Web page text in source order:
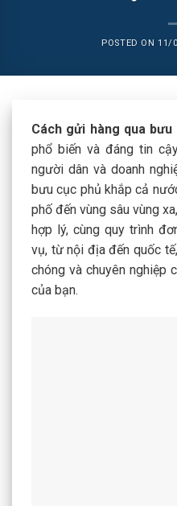
POSTED ON 11/
Cách gửi hàng qua bưu
phổ biến và đáng tin
người dân và doanh
bưu cục phủ khắp cả
phố đến vùng sâu vùng
hợp lý, cùng quy trình
vụ, từ nội địa đến quốc
chóng và chuyên nghiệp
của bạn.